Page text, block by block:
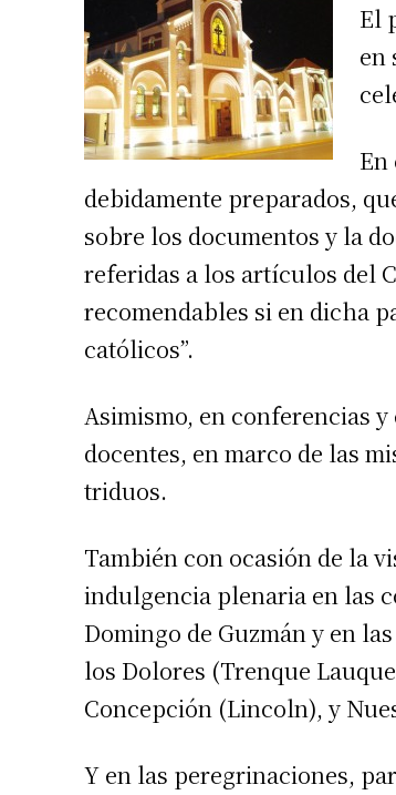
El
en
debidamente preparados,
sobre los documentos y la
referidas a los artículos del
recomendables si en dicha
católicos”.
Asimismo, en conferencias
docentes, en marco de las
triduos.
También con ocasión de la
indulgencia plenaria en las
Domingo de Guzmán y en
los Dolores (Trenque
Concepción (Lincoln), y
Y en las peregrinaciones,